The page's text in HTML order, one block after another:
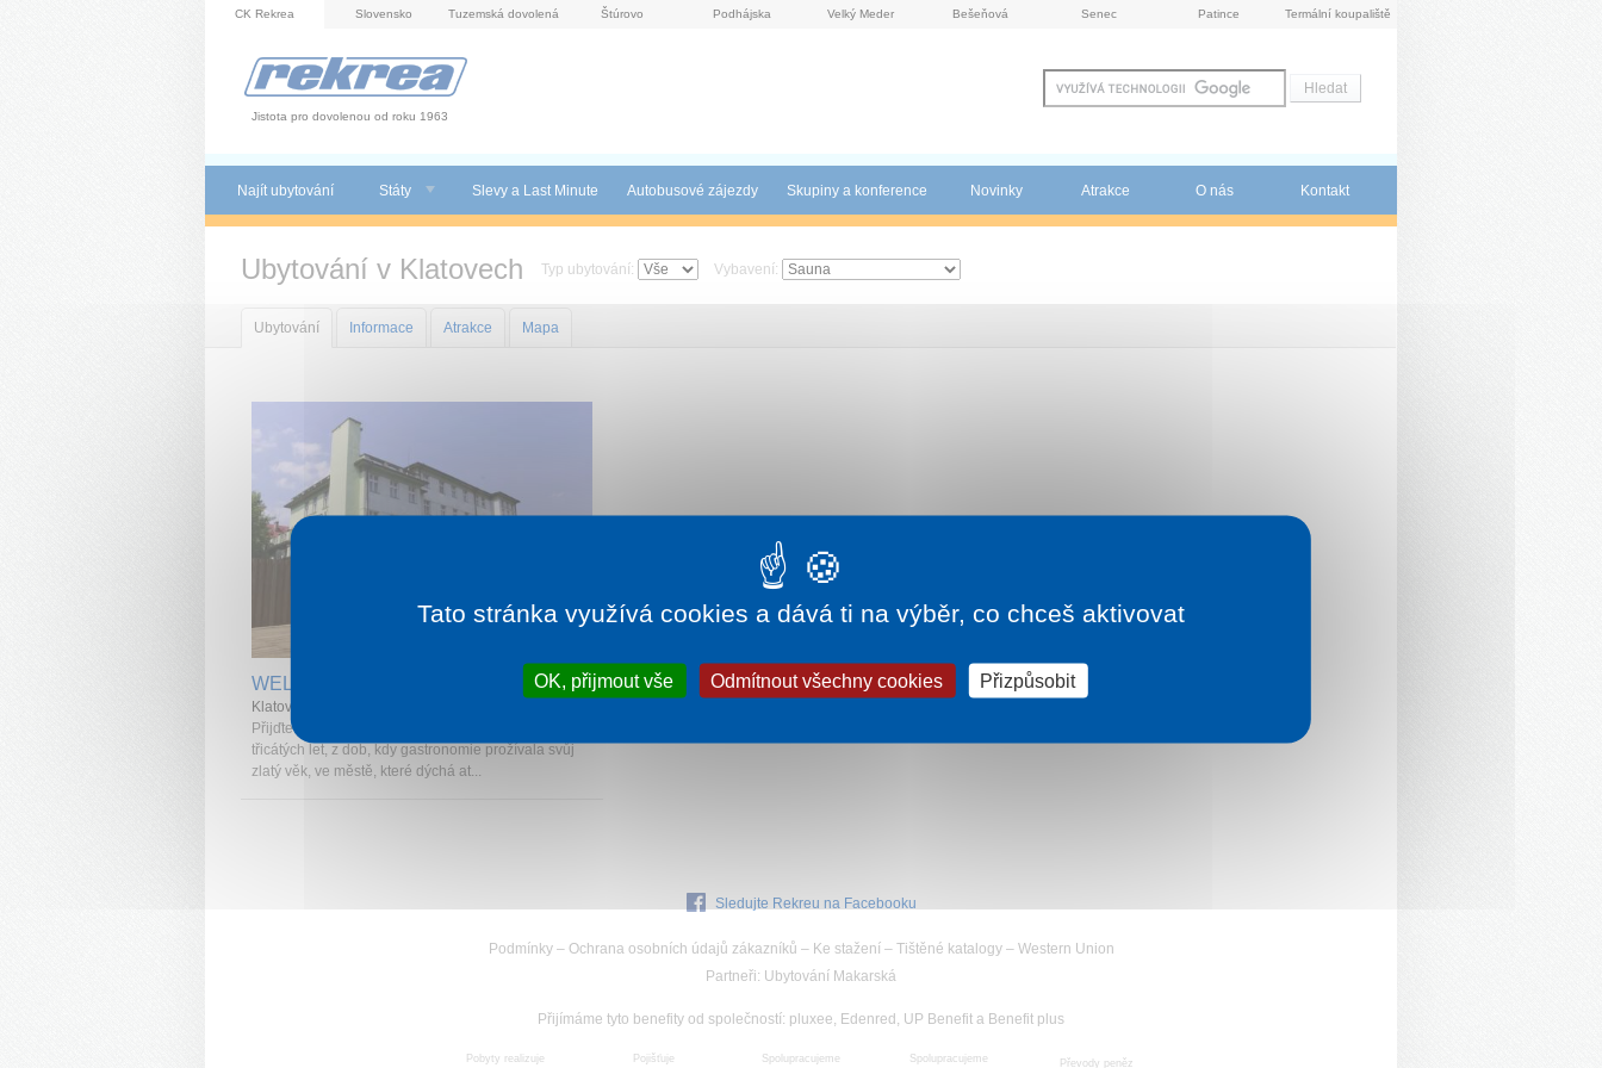
CK Rekrea Slovensko Tuzemská dovolená Štúrovo Podhájska Velký Meder Bešeňová Senec Patince Termální koupaliště
Jistota pro dovolenou od roku 1963
Najít ubytování Státy Slevy a Last Minute Autobusové zájezdy Skupiny a konference Novinky Atrakce O nás Kontakt
Ubytování v Klatovech Typ ubytování: Vybavení:
Ubytování Informace Atrakce Mapa
WELLNESS HOTEL CENTRÁL
Klatovy
Přijďte vychutnat rodinnou atmosféru hotelu ze
třicátých let, z dob, kdy gastronomie prožívala svůj
zlatý věk, ve městě, které dýchá at...
Sledujte Rekreu na Facebooku
Podmínky– Ochrana osobních údajů zákazníků – Ke stažení – Tištěné katalogy– Western Union
Partneři: Ubytování Makarská
Přijímáme tyto benefity od společností: pluxee, Edenred, UP Benefit a Benefit plus
Pobyty realizuje Pojišťuje Spolupracujeme Spolupracujeme Převody peněz
Tato stránka využívá cookies a dává ti na výběr, co chceš aktivovat
OK, přijmout vše Odmítnout všechny cookies Přizpůsobit